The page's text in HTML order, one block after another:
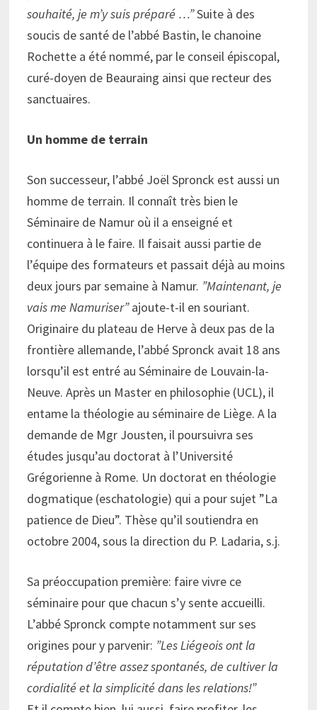
souhaité, je m’y suis préparé …”Suite à des
soucis de santé de l’abbé Bastin, le chanoine
Rochette a été nommé, par le conseil épiscopal,
curé-doyen de Beauraing ainsi que recteur des
sanctuaires.
Un homme de terrain
Son successeur, l’abbé Joël Spronck est aussi un
homme de terrain. Il connaît très bien le
Séminaire de Namur où il a enseigné et
continuera à le faire. Il faisait aussi partie de
l’équipe des formateurs et passait déjà au moins
deux jours par semaine à Namur. ”Maintenant, je
vais me Namuriser”ajoute-t-il en souriant.
Originaire du plateau de Herve à deux pas de la
frontière allemande, l’abbé Spronck avait 18 ans
lorsqu’il est entré au Séminaire de Louvain-la-
Neuve. Après un Master en philosophie (UCL), il
entame la théologie au séminaire de Liège. A la
demande de Mgr Jousten, il poursuivra ses
études jusqu’au doctorat à l’Université
Grégorienne à Rome. Un doctorat en théologie
dogmatique (eschatologie) qui a pour sujet ”La
patience de Dieu”. Thèse qu’il soutiendra en
octobre 2004, sous la direction du P. Ladaria, s.j.
Sa préoccupation première: faire vivre ce
séminaire pour que chacun s’y sente accueilli.
L’abbé Spronck compte notamment sur ses
origines pour y parvenir: ”Les Liégeois ont la
réputation d’être assez spontanés, de cultiver la
cordialité et la simplicité dans les relations!”